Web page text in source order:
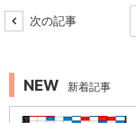
次の記事
NEW 新着記事